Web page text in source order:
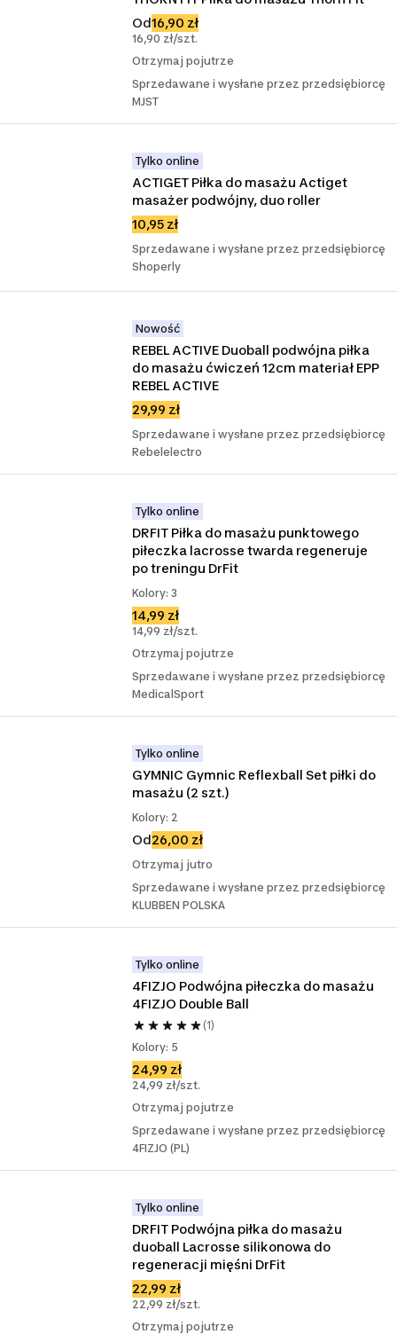
Od16,90 zł
16,90 zł/szt.
Otrzymaj pojutrze
Sprzedawane i wysłane przez przedsiębiorcę
MJST
Tylko online
ACTIGET Piłka do masażu Actiget
masażer podwójny, duo roller
10,95 zł
Sprzedawane i wysłane przez przedsiębiorcę
Shoperly
Nowość
REBEL ACTIVE Duoball podwójna piłka
do masażu ćwiczeń 12cm materiał EPP
REBEL ACTIVE
29,99 zł
Sprzedawane i wysłane przez przedsiębiorcę
Rebelelectro
Tylko online
DRFIT Piłka do masażu punktowego
piłeczka lacrosse twarda regeneruje
po treningu DrFit
Kolory: 3
14,99 zł
14,99 zł/szt.
Otrzymaj pojutrze
Sprzedawane i wysłane przez przedsiębiorcę
MedicalSport
Tylko online
GYMNIC Gymnic Reflexball Set piłki do
masażu (2 szt.)
Kolory: 2
Od26,00 zł
Otrzymaj jutro
Sprzedawane i wysłane przez przedsiębiorcę
KLUBBEN POLSKA
Tylko online
4FIZJO Podwójna piłeczka do masażu
4FIZJO Double Ball
(1)
Kolory: 5
24,99 zł
24,99 zł/szt.
Otrzymaj pojutrze
Sprzedawane i wysłane przez przedsiębiorcę
4FIZJO (PL)
Tylko online
DRFIT Podwójna piłka do masażu
duoball Lacrosse silikonowa do
regeneracji mięśni DrFit
22,99 zł
22,99 zł/szt.
Otrzymaj pojutrze